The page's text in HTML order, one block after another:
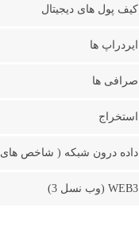
کیف پول های دیجیتال
ایردراپ ها
صرافی ها
استخراج
داده درون شبکه ( شاخص های ON-CHAIN )
WEB3 (وب نسل 3)